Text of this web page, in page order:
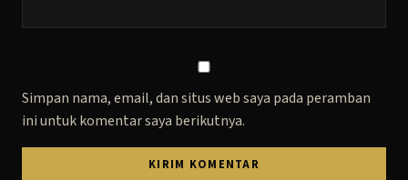
Simpan nama, email, dan situs web saya pada peramban
ini untuk komentar saya berikutnya.